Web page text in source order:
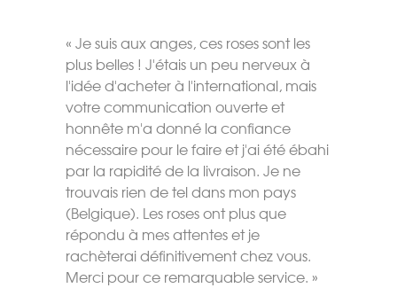
« Je suis aux anges, ces roses sont les
plus belles ! J'étais un peu nerveux à
l'idée d'acheter à l'international, mais
votre communication ouverte et
honnête m'a donné la confiance
nécessaire pour le faire et j'ai été ébahi
par la rapidité de la livraison. Je ne
trouvais rien de tel dans mon pays
(Belgique). Les roses ont plus que
répondu à mes attentes et je
rachèterai définitivement chez vous.
Merci pour ce remarquable service. »